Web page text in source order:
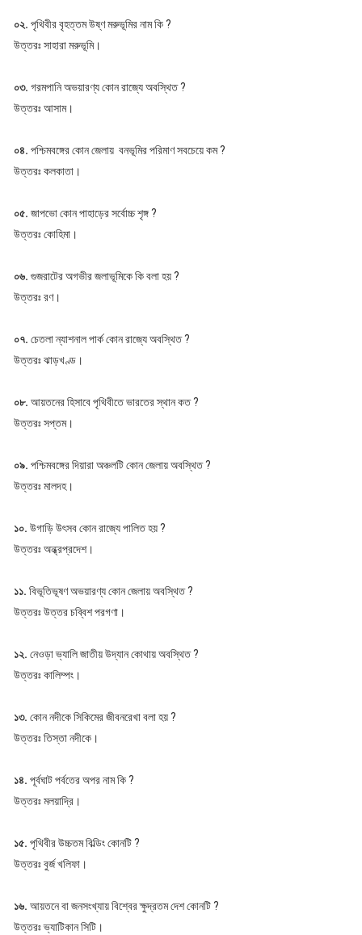
০২. পৃথিবীর বৃহত্তম উষ্ণ মরুভূমির নাম কি ?
উত্তরঃ সাহারা মরুভূমি।
০৩. গরমপানি অভয়ারণ্য কোন রাজ্যে অবস্থিত ?
উত্তরঃ আসাম।
০৪. পশ্চিমবঙ্গের কোন জেলায় বনভূমির পরিমাণ সবচেয়ে কম ?
উত্তরঃ কলকাতা।
০৫. জাপভো কোন পাহাড়ের সর্বোচ্চ শৃঙ্গ ?
উত্তরঃ কোহিমা।
০৬. গুজরাটের অগভীর জলাভূমিকে কি বলা হয় ?
উত্তরঃ রণ।
০৭. চেতলা ন্যাশনাল পার্ক কোন রাজ্যে অবস্থিত ?
উত্তরঃ ঝাড়খণ্ড।
০৮. আয়তনের হিসাবে পৃথিবীতে ভারতের স্থান কত ?
উত্তরঃ সপ্তম।
০৯. পশ্চিমবঙ্গের দিয়ারা অঞ্চলটি কোন জেলায় অবস্থিত ?
উত্তরঃ মালদহ।
১০. উগাড়ি উৎসব কোন রাজ্যে পালিত হয় ?
উত্তরঃ অন্ধ্রপ্রদেশ।
১১. বিভূতিভূষণ অভয়ারণ্য কোন জেলায় অবস্থিত ?
উত্তরঃ উত্তর চব্বিশ পরগণা।
১২. নেওড়া ভ্যালি জাতীয় উদ্যান কোথায় অবস্থিত ?
উত্তরঃ কালিম্পং।
১৩. কোন নদীকে সিকিমের জীবনরেখা বলা হয় ?
উত্তরঃ তিস্তা নদীকে।
১৪. পূর্বঘাট পর্বতের অপর নাম কি ?
উত্তরঃ মলয়াদ্রি।
১৫. পৃথিবীর উচ্চতম বিল্ডিং কোনটি ?
উত্তরঃ বুর্জ খলিফা।
১৬. আয়তনে বা জনসংখ্যায় বিশ্বের ক্ষুদ্রতম দেশ কোনটি ?
উত্তরঃ ভ্যাটিকান সিটি।